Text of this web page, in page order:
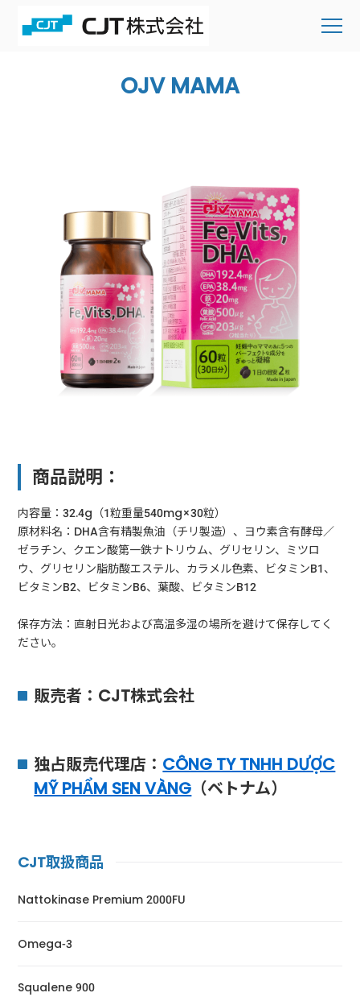
OJV MAMA
商品説明：
内容量：32.4g（1粒重量540mg×30粒）
原材料名：DHA含有精製魚油（チリ製造）、ヨウ素含有酵母／
ゼラチン、クエン酸第一鉄ナトリウム、グリセリン、ミツロ
ウ、グリセリン脂肪酸エステル、カラメル色素、ビタミンB1、
ビタミンB2、ビタミンB6、葉酸、ビタミンB12
保存方法：直射日光および高温多湿の場所を避けて保存してく
ださい。
販売者：CJT株式会社
独占販売代理店： CÔNG TY TNHH DƯỢC
MỸ PHẨM SEN VÀNG （ベトナム）
CJT取扱商品
Nattokinase Premium 2000FU
Omega-3
Squalene 900